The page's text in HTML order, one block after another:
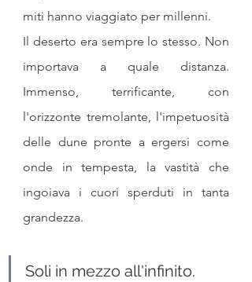
miti hanno viaggiato per millenni.
Il deserto era sempre lo stesso. Non
importava a quale distanza.
Immenso, terrificante, con
l'orizzonte tremolante, l'impetuosità
delle dune pronte a ergersi come
onde in tempesta, la vastità che
ingoiava i cuori sperduti in tanta
grandezza.
Soli in mezzo all'infinito.